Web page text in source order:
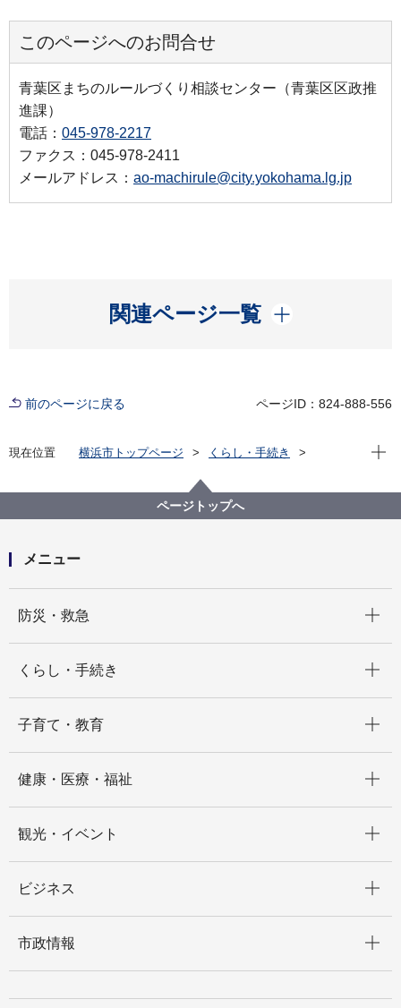
このページへのお問合せ
青葉区まちのルールづくり相談センター（青葉区区政推
進課）
電話： 045-978-2217
ファクス：045-978-2411
メールアドレス： ao-machirule@city.yokohama.lg.jp
関連ページ一覧
開く
前のページに戻る ページID：824-888-556
現在位置 横浜市トップページ
くらし・手続き
地区計画・建築協定等
青葉区 建築協定一覧
たちばな台地区 建築協定
現在
ページトップへ
メニュー
防災・救急
くらし・手続き
子育て・教育
健康・医療・福祉
観光・イベント
ビジネス
市政情報